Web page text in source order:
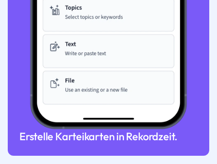
Erstelle Karteikarten in Rekordzeit.